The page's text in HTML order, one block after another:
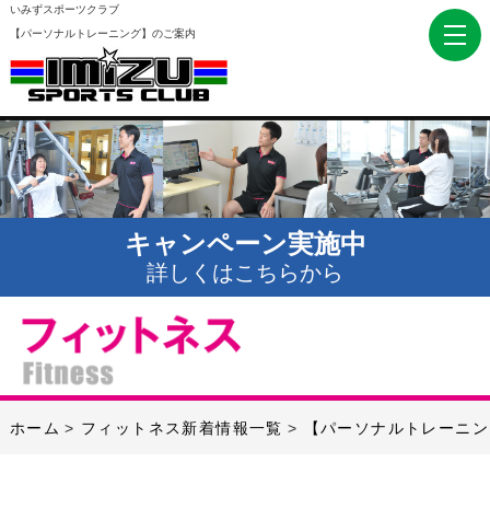
いみずスポーツクラブ
【パーソナルトレーニング】のご案内
キャンペーン実施中
詳しくはこちらから
ホーム フィットネス新着情報一覧 【パーソナルトレーニ